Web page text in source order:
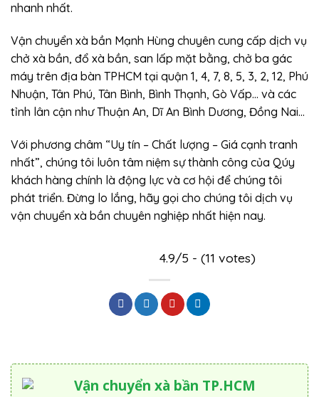
nhanh nhất.
Vận chuyển xà bần Mạnh Hùng chuyên cung cấp dịch vụ
chở xà bần, đổ xà bần, san lấp mặt bằng, chở ba gác
máy trên địa bàn TPHCM tại quận 1, 4, 7, 8, 5, 3, 2, 12, Phú
Nhuận, Tân Phú, Tân Bình, Bình Thạnh, Gò Vấp… và các
tỉnh lân cận như Thuận An, Dĩ An Bình Dương, Đồng Nai…
Với phương châm “Uy tín – Chất lượng – Giá cạnh tranh
nhất”, chúng tôi luôn tâm niệm sự thành công của Qúy
khách hàng chính là động lực và cơ hội để chúng tôi
phát triển. Đừng lo lắng, hãy gọi cho chúng tôi dịch vụ
vận chuyển xà bần chuyên nghiệp nhất hiện nay.
4.9/5 - (11 votes)
Vận chuyển xà bần TP.HCM